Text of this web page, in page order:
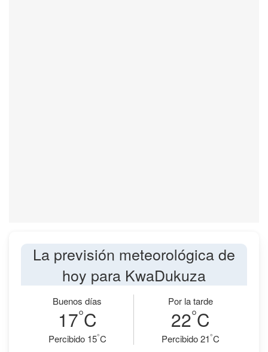
La previsión meteorológica de
hoy para KwaDukuza
Buenos días
17°C
Percibido 15°C
Por la tarde
22°C
Percibido 21°C